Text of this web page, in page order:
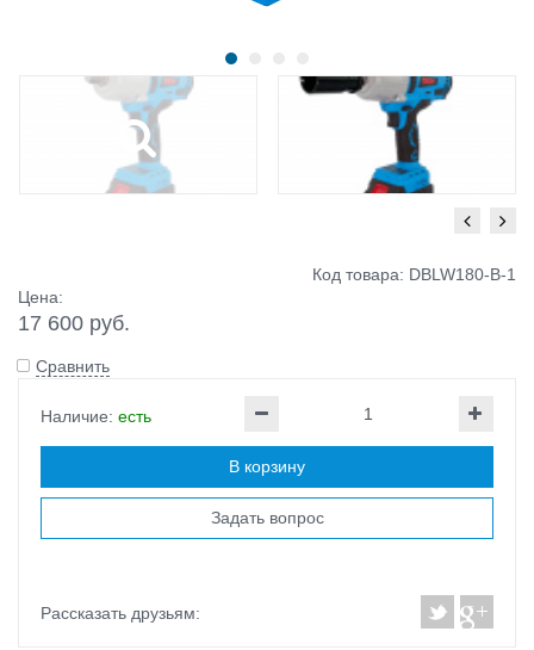
Код товара: DBLW180-B-1
Цена:
17 600 руб.
Сравнить
Наличие: есть
В корзину
Задать вопрос
Рассказать друзьям: